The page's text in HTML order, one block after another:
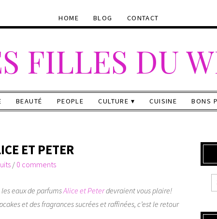
HOME BLOG CONTACT
FILLES DU
BEAUTÉ PEOPLE CULTURE CUISINE BONS
ET PETER
/ 0 comments
eaux de parfumsAlice et Peterdevraient vous plaire!
et des fragrances sucrées et raffinées, c’est le retour